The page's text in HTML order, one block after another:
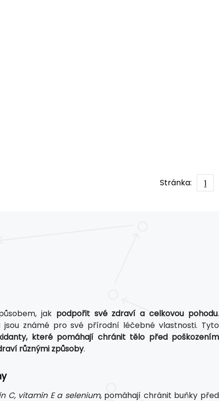
Stránka: 1
jak podpořit své zdraví a celkovou pohodu.
známé pro své přírodní léčebné vlastnosti. Tyto
které pomáhají chránit tělo před poškozením
různými způsoby.
C, vitamín E a selenium, pomáhají chránit buňky před